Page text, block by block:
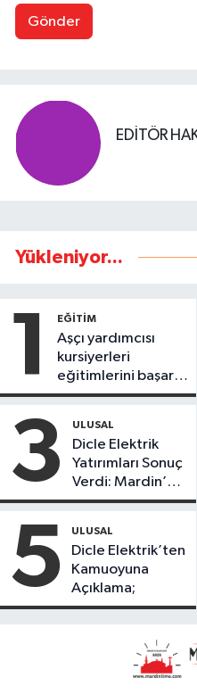
Gönder
EDITÖR
Yükleniyor...
1 EĞİTİM
Aşçı yardımcısı
kursiyerleri
eğitimlerini başarı
ile tamamladı
3 ULUSAL
Dicle Elektrik
Yatırımları Sonuç
Verdi: Mardin’de
Kayıp Kaçak
Düşüş
5 ULUSAL
Dicle Elektrik’ten
Kamuoyuna
Açıklama;